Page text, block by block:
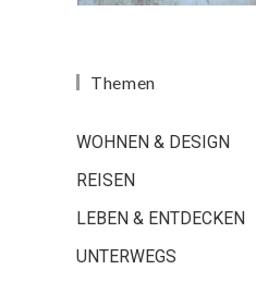
Themen
WOHNEN & DESIGN
REISEN
LEBEN & ENTDECKEN
UNTERWEGS